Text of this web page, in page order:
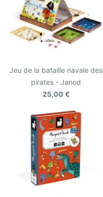
Jeu de la bataille navale des
pirates - Janod
25,00 €